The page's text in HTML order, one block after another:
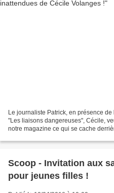
Le journaliste Patrick, en présence
"Les liaisons dangereuses", Cécile,
notre magazine ce qui se cache
Scoop - Invitation aux
pour jeunes filles !